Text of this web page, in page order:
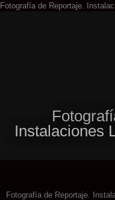
Fotografía de Reportaje.
Instalaciones
Fotografía de Reportaje.